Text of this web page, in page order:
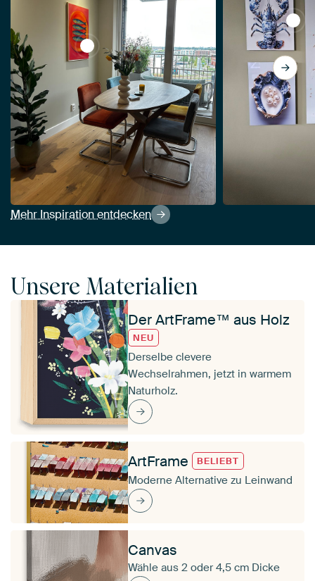
Mehr Inspiration entdecken
View Popart mit Sardinen von But First
View
Unsere Materialien
Der ArtFrame™ aus Holz
NEU
Derselbe clevere
Wechselrahmen, jetzt in warmem
Naturholz.
ArtFrame BELIEBT
Moderne Alternative zu Leinwand
Canvas
Wähle aus 2 oder 4,5 cm Dicke